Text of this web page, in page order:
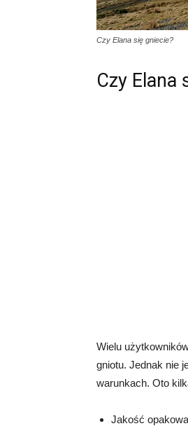
Czy Elana się gniecie?
Czy Elana
Wielu
gniotu. Jednak nie
warunkach. Oto
Jakość